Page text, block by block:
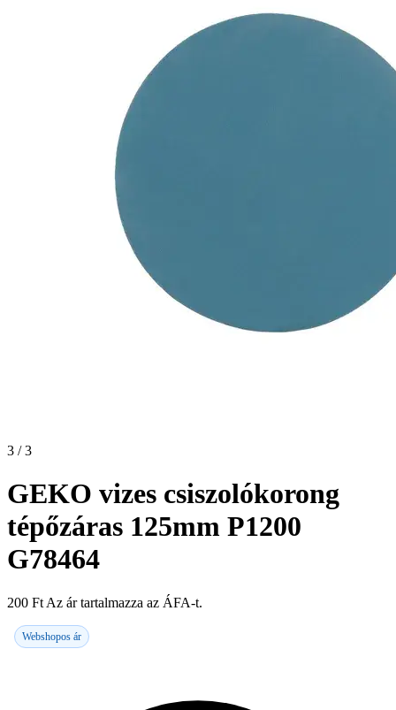
3 / 3
GEKO vizes csiszolókorong
tépőzáras 125mm P1200
G78464
200 Ft Az ár tartalmazza az ÁFA-t.
Webshopos ár